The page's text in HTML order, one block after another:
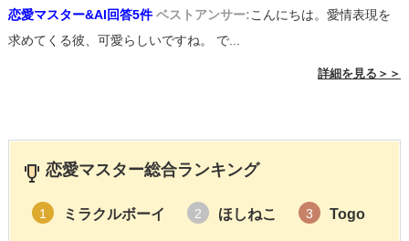
恋愛マスター&AI回答5件 ベストアンサー:こんにちは。愛情表現を
求めてくる彼、可愛らしいですね。 で...
詳細を見る＞＞
恋愛マスター総合ランキング
1 ミラクルボーイ 2 ほしねこ 3 Togo